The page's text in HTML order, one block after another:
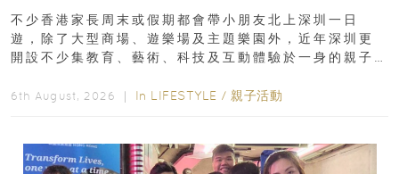
齡、交通、門票、開放時間
不少香港家長周末或假期都會帶小朋友北上深圳一日
遊，除了大型商場、遊樂場及主題樂園外，近年深圳更
開設不少集教育、藝術、科技及互動體驗於一身的親子
6th August, 2026 ｜ In LIFESTYLE / 親子活動